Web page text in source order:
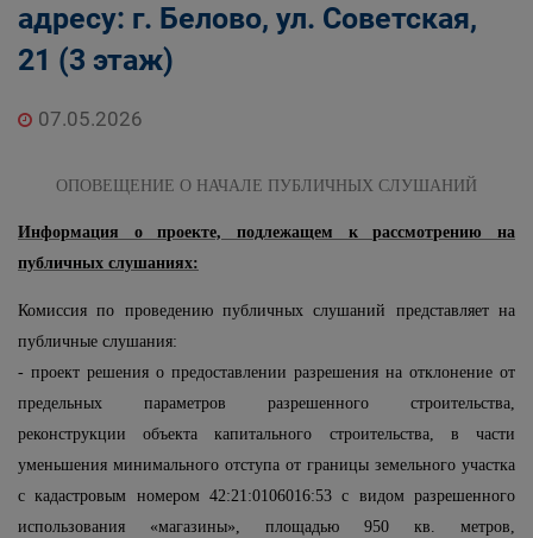
адресу: г. Белово, ул. Советская,
21 (3 этаж)
07.05.2026
ОПОВЕЩЕНИЕ О НАЧАЛЕ ПУБЛИЧНЫХ СЛУШАНИЙ
Информация о проекте, подлежащем к рассмотрению на
публичных слушаниях:
Комиссия по проведению публичных слушаний представляет на
публичные слушания:
- проект решения о предоставлении разрешения на отклонение от
предельных параметров разрешенного строительства,
реконструкции объекта капитального строительства, в части
уменьшения минимального отступа от границы земельного участка
с кадастровым номером 42:21:0106016:53 с видом разрешенного
использования «магазины», площадью 950 кв. метров,